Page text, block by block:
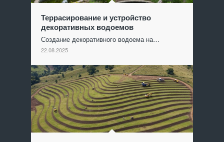
Террасирование и устройство
декоративных водоемов
Создание декоративного водоема на…
22.08.2025